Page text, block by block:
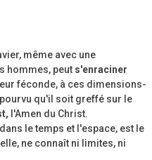
même avec une
hommes, peut s'enraciner
féconde, à ces dimensions-
qu'il soit greffé sur le
l'Amen du Christ.
le temps et l'espace, est le
ne connaît ni limites, ni